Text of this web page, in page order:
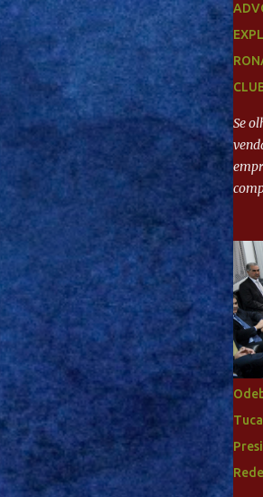
Se
de
90%
feito
ex-
Rede